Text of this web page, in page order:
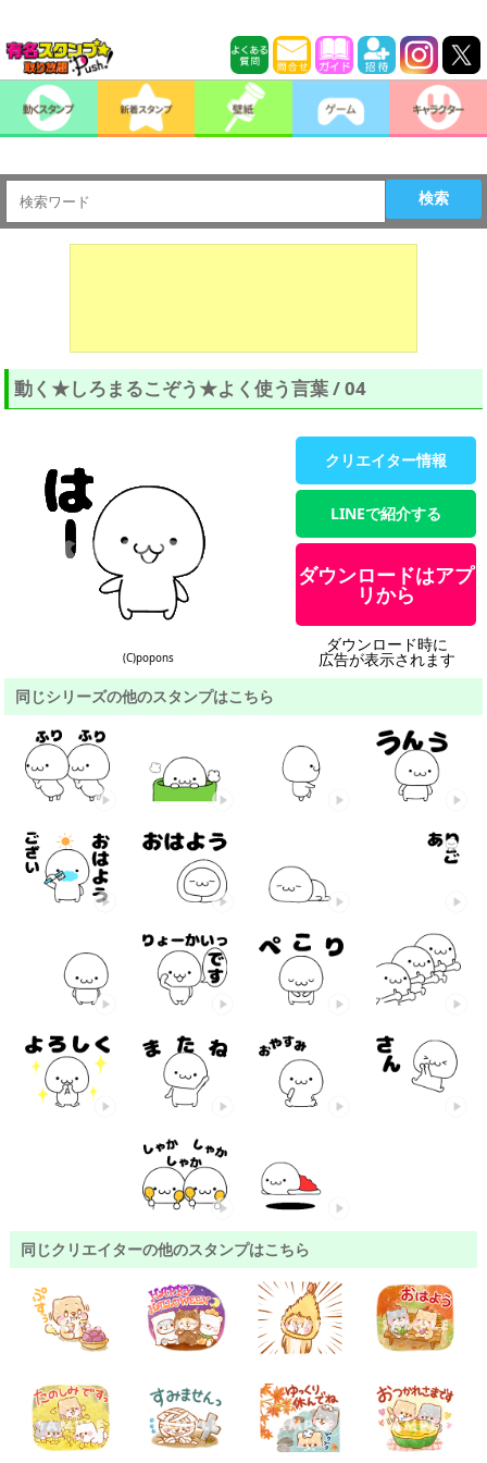
検索
動く★しろまるこぞう★よく使う言葉 / 04
(C)popons
クリエイター情報
LINEで紹介する
ダウンロードはアプ
リから
ダウンロード時に
広告が表示されます
同じシリーズの他のスタンプはこちら
同じクリエイターの他のスタンプはこちら